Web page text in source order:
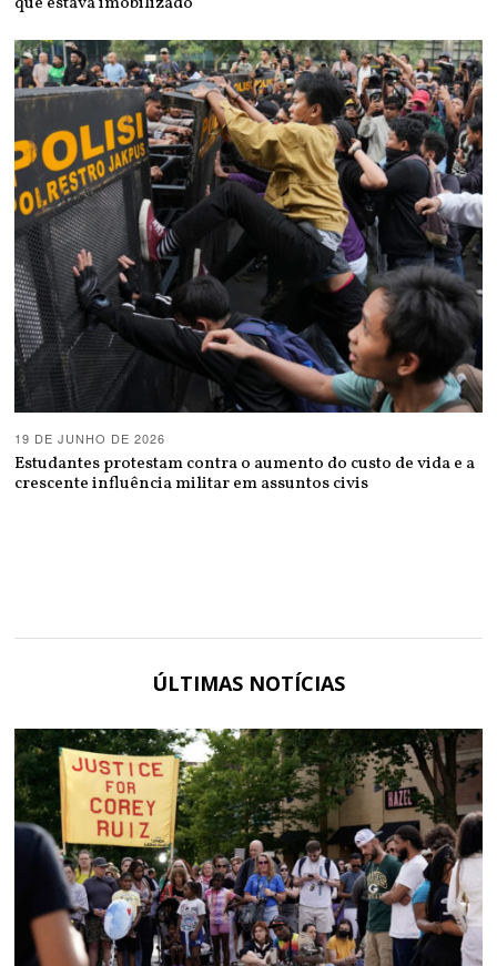
19 DE JUNHO DE 2026
Estudantes protestam contra o aumento do custo de vida e a
crescente influência militar em assuntos civis
ÚLTIMAS NOTÍCIAS